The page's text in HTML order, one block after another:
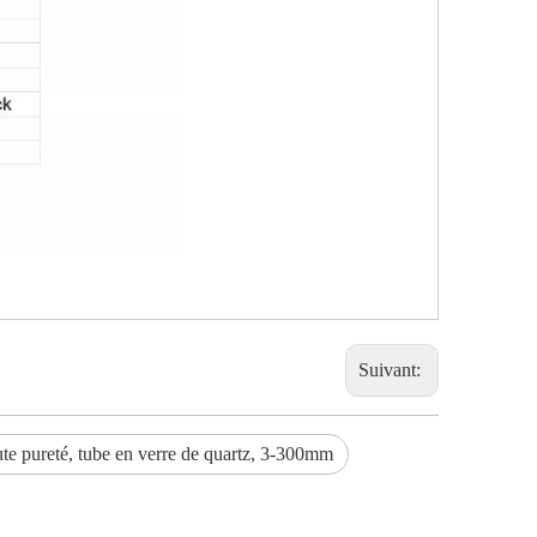
Suivant:
pureté, tube en verre de quartz, 3-300mm